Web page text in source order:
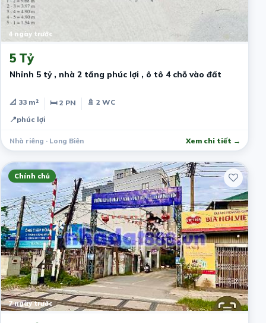
4 ngày trước
5 Tỷ
Nhỉnh 5 tỷ , nhà 2 tầng phúc lợi , ô tô 4 chỗ vào đất
📐 33 m² 🛏 2 PN
🚿 2 WC
📍phúc lợi
Nhà riêng · Long Biên Xem chi tiết →
Chính chủ
7 ngày trước